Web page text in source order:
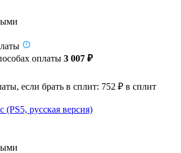
оплаты 3 007 ₽
если брать в сплит: 752 ₽ в сплит
(PS5, русская версия)